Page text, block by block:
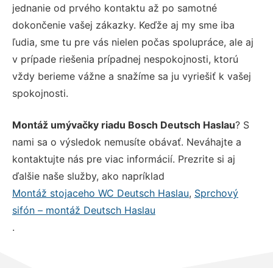
jednanie od prvého kontaktu až po samotné
dokončenie vašej zákazky. Keďže aj my sme iba
ľudia, sme tu pre vás nielen počas spolupráce, ale aj
v prípade riešenia prípadnej nespokojnosti, ktorú
vždy berieme vážne a snažíme sa ju vyriešiť k vašej
spokojnosti.
Montáž umývačky riadu Bosch Deutsch Haslau? S
nami sa o výsledok nemusíte obávať. Neváhajte a
kontaktujte nás pre viac informácií. Prezrite si aj
ďalšie naše služby, ako napríklad
Montáž stojaceho WC Deutsch Haslau, Sprchový
sifón – montáž Deutsch Haslau
.